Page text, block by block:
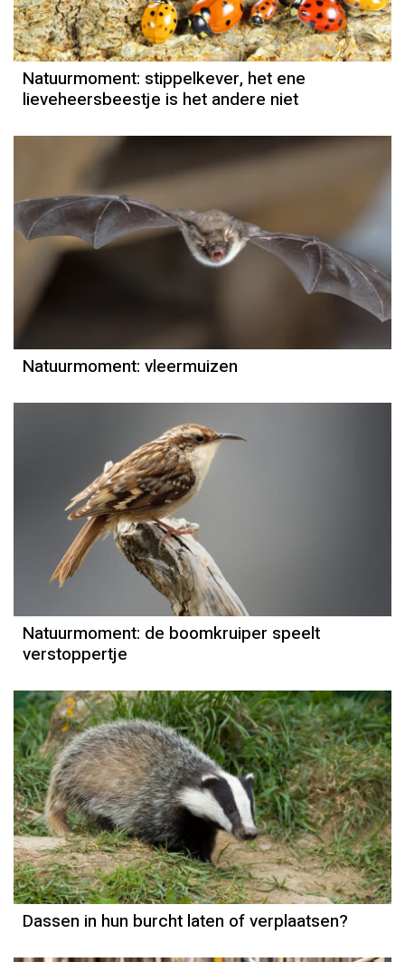
Natuurmoment: stippelkever, het ene
lieveheersbeestje is het andere niet
Natuurmoment
Door Kees Loogman
Natuurmoment: vleermuizen
Natuurmoment
Door Kees Loogman
Natuurmoment: de boomkruiper speelt
verstoppertje
Natuurmoment
Door Kees Loogman
Dassen in hun burcht laten of verplaatsen?